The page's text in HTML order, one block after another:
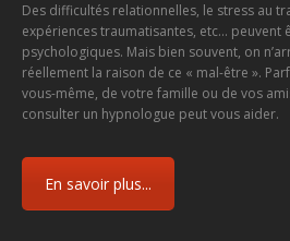
Des difficultés relationnelles, le stress au
expériences traumatisantes, etc...
psychologiques. Mais bien souvent, on
réellement la raison de ce « mal-être ».
vous-même, de votre famille ou de vos
consulter un hypnologue peut vous aider.
En savoir plus...